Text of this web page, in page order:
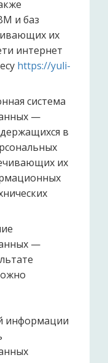
и баз
их
интернет
https://yuli-
система
—
в
их
—
информации